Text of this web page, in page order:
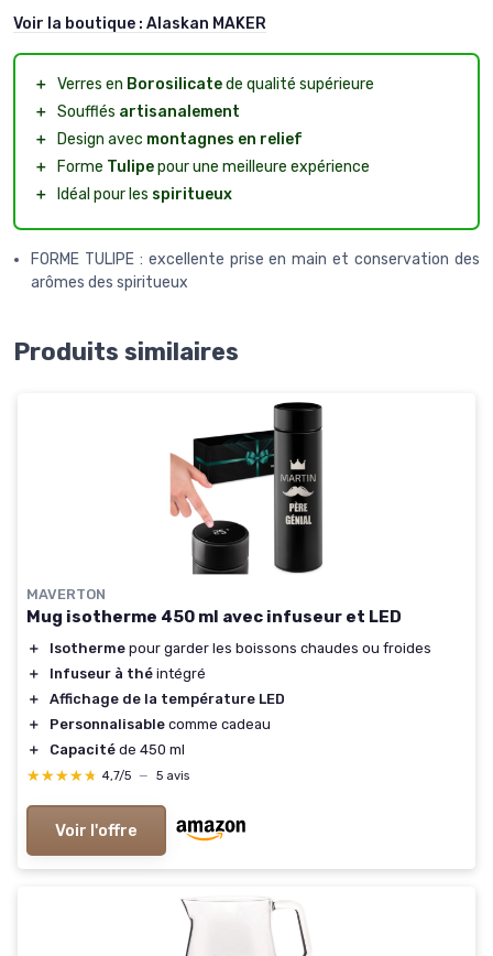
Voir la boutique : Alaskan MAKER
＋ Verres en Borosilicatede qualité supérieure
＋ Soufflés artisanalement
＋
Design avec montagnes en relief
＋
Forme Tulipepour une meilleure expérience
＋
Idéal pour les spiritueux
FORME TULIPE : excellente prise en main et conservation des
arômes des spiritueux
Produits similaires
MAVERTON
Mug isotherme 450 ml avec infuseur et LED
＋ Isotherme pour garder les boissons chaudes ou froides
＋
Infuseur à thé intégré
＋
Affichage de la température LED
＋
Personnalisable comme cadeau
＋
Capacité de 450 ml
★★★★★
★★★★★ 4,7/5 — 5 avis
Voir l'offre